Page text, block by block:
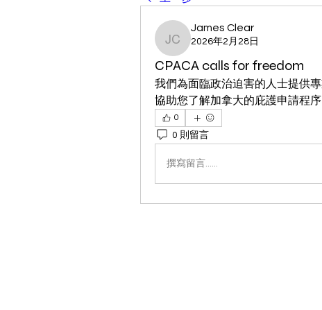
James Clear
James Clear
2026年2月28日
CPACA calls for freedom
我們為面臨政治迫害的人士提供
協助您了解加拿大的庇護申請程序
0
0 則留言
撰寫留言......